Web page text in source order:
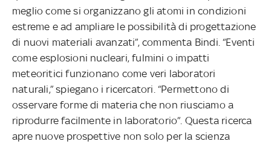
meglio come si organizzano gli atomi in condizioni
estreme e ad ampliare le possibilità di progettazione
di nuovi materiali avanzati”, commenta Bindi. “Eventi
come esplosioni nucleari, fulmini o impatti
meteoritici funzionano come veri laboratori
naturali,” spiegano i ricercatori. “Permettono di
osservare forme di materia che non riusciamo a
riprodurre facilmente in laboratorio”. Questa ricerca
apre nuove prospettive non solo per la scienza